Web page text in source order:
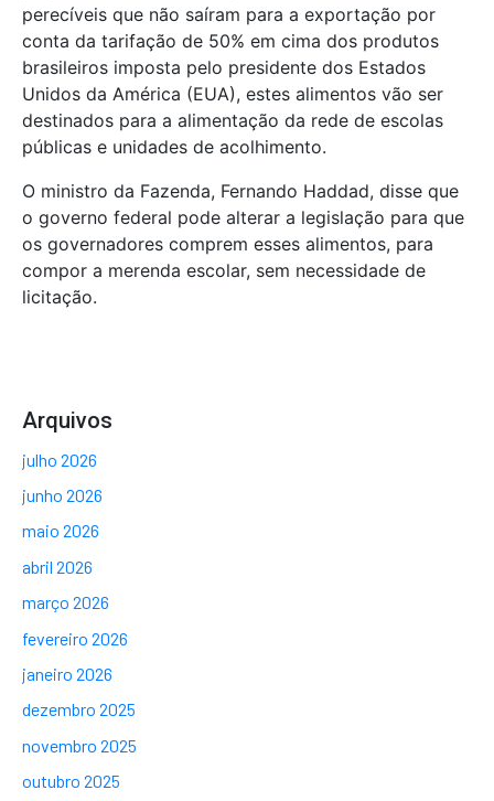
perecíveis que não saíram para a exportação por
conta da tarifação de 50% em cima dos produtos
brasileiros imposta pelo presidente dos Estados
Unidos da América (EUA), estes alimentos vão ser
destinados para a alimentação da rede de escolas
públicas e unidades de acolhimento.
O ministro da Fazenda, Fernando Haddad, disse que
o governo federal pode alterar a legislação para que
os governadores comprem esses alimentos, para
compor a merenda escolar, sem necessidade de
licitação.
Arquivos
julho 2026
junho 2026
maio 2026
abril 2026
março 2026
fevereiro 2026
janeiro 2026
dezembro 2025
novembro 2025
outubro 2025